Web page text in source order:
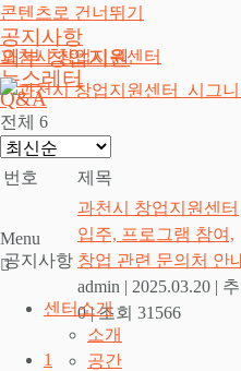
콘텐츠로 건너뛰기
과천시 창업지원센터
Menu
센터소개
소개
공간
공지사항
외부 창업지원
뉴스레터
Q&A
전체 6
번호 제목
공지사항
과천시 창업지원센터
입주, 프로그램 참여,
창업 관련 문의처 안
admin | 2025.03.20 |
0 | 조회 31566
1